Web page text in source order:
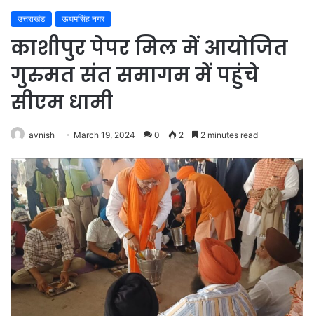
उत्तराखंड ऊधमसिंह नगर
काशीपुर पेपर मिल में आयोजित
गुरुमत संत समागम में पहुंचे
सीएम धामी
avnish March 19, 2024 0 2 2 minutes read